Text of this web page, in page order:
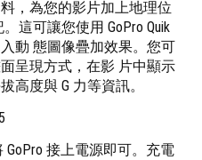
，為您的影片加上地理位
這可讓您使用 GoPro Quik
動 態圖像疊加效果。您可
呈現方式，在影 片中顯示
高度與 G 力等資訊。
GoPro 接上電源即可。充電